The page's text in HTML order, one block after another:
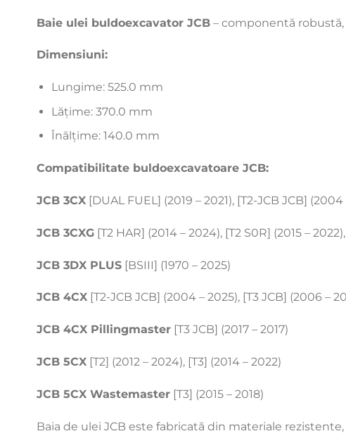
Baie ulei buldoexcavator JCB – componentă
Dimensiuni:
Lungime: 525.0 mm
Lățime: 370.0 mm
Înălțime: 140.0 mm
Compatibilitate buldoexcavatoare JCB:
JCB 3CX [DUAL FUEL] (2019 – 2021), [T2-JCB JCB]
JCB 3CXG [T2 HAR] (2014 – 2024), [T2 S0R] (2015 –
JCB 3DX PLUS [BSIII] (1970 – 2025)
JCB 4CX [T2-JCB JCB] (2004 – 2025), [T3 JCB] (2006 –
JCB 4CX Pillingmaster [T3 JCB] (2017 – 2017)
JCB 5CX [T2] (2012 – 2024), [T3] (2014 – 2022)
JCB 5CX Wastemaster [T3] (2015 – 2018)
Baia de ulei JCB este fabricată din materiale